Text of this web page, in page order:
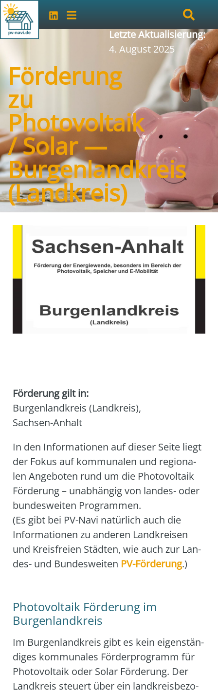
Förderung
zu
Photovoltaik
/ Solar —
Burgenlandkreis
(Landkreis)
Letzte Aktualisierung:
4. August 2025
In den Infor­ma­tio­nen auf die­ser Sei­te liegt
der Fokus auf kom­mu­na­len und regio­na­
len Ange­bo­ten rund um die Pho­to­vol­ta­ik
För­de­rung – unab­hän­gig von lan­des- oder
bun­des­wei­ten Pro­gram­men.
(Es gibt bei PV-Navi natür­lich auch die
Infor­ma­tio­nen zu ande­ren Land­krei­sen
und Kreis­frei­en Städ­ten, wie auch zur Lan­
des- und Bun­des­wei­ten PV-För­de­rung.)
Photovoltaik Förderung im
Burgenlandkreis
Im Bur­gen­land­kreis gibt es kein eigen­stän­
di­ges kom­mu­na­les För­der­pro­gramm für
Pho­to­vol­ta­ik oder Solar För­de­rung. Der
Land­kreis steu­ert über ein land­kreis­be­zo­
Förderung gilt in:
Burgenlandkreis (Landkreis),
Sachsen-Anhalt